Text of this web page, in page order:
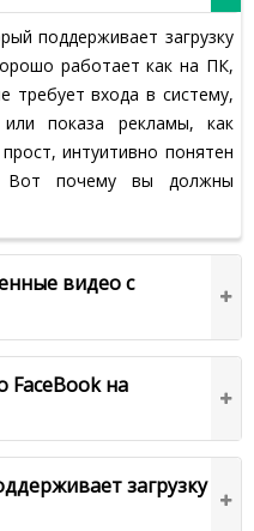
поддерживает загрузку
работает как на ПК,
требует входа в систему,
показа рекламы, как
интуитивно понятен
Вот почему вы должны
видео с
FaceBook на
загрузку